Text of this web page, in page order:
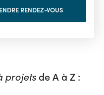
RENDEZ-VOUS
projets de A à Z :